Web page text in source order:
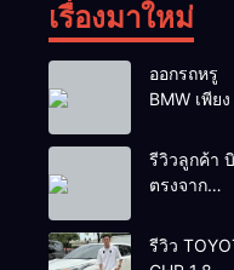
เรื่องมาใหม่
ออกรถหรู
BMW เพียง
รีวิวลูกค้า
ตรงจาก
รถโยรัชดา
รีวิว